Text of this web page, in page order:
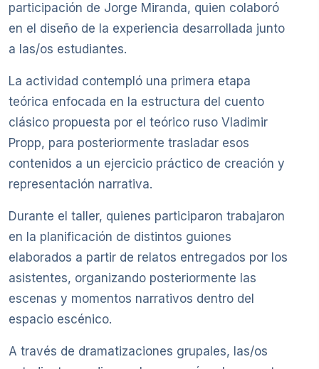
participación de Jorge Miranda, quien colaboró
en el diseño de la experiencia desarrollada junto
a las/os estudiantes.
La actividad contempló una primera etapa
teórica enfocada en la estructura del cuento
clásico propuesta por el teórico ruso Vladimir
Propp, para posteriormente trasladar esos
contenidos a un ejercicio práctico de creación y
representación narrativa.
Durante el taller, quienes participaron trabajaron
en la planificación de distintos guiones
elaborados a partir de relatos entregados por los
asistentes, organizando posteriormente las
escenas y momentos narrativos dentro del
espacio escénico.
A través de dramatizaciones grupales, las/os